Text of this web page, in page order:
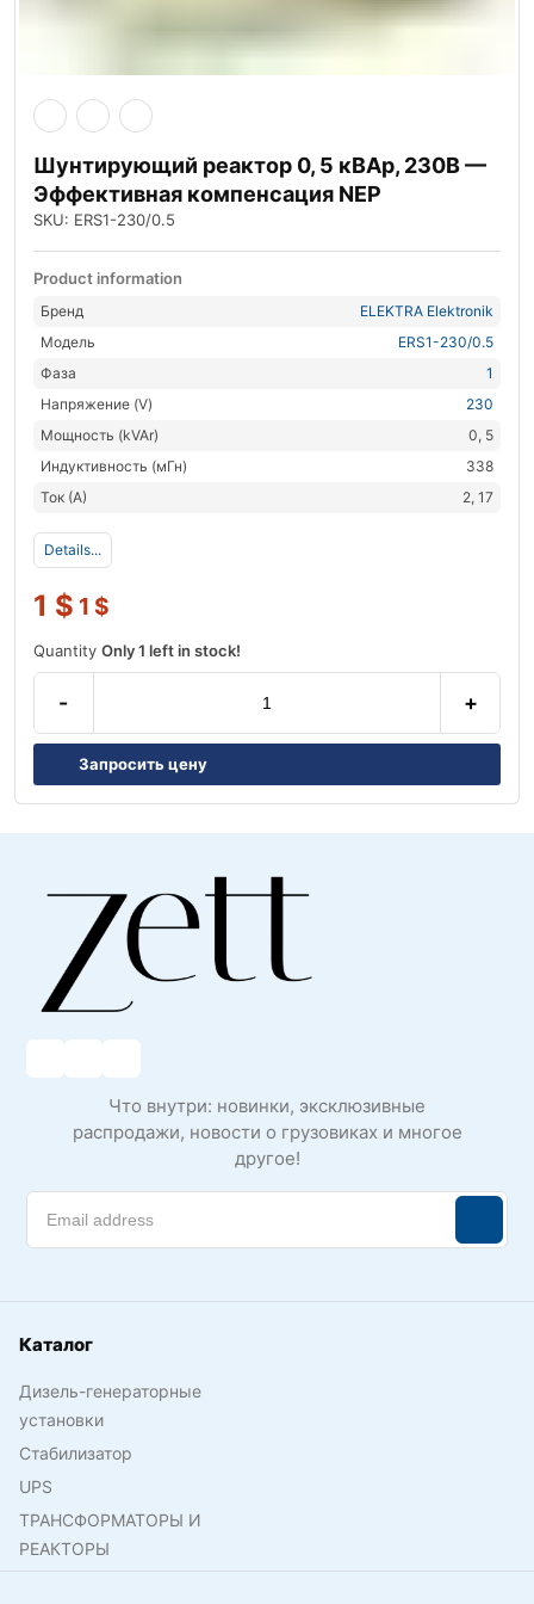
Шунтирующий реактор 0, 5 кВАр, 230В —
Эффективная компенсация NEP
SKU: ERS1-230/0.5
Product information
Бренд
ELEKTRA Elektronik
Модель
ERS1-230/0.5
Фаза
1
Напряжение (V)
230
Мощность (kVAr)
0, 5
Индуктивность (мГн)
338
Ток (А)
2, 17
Details...
1 $ 1 $
Quantity Only 1 left in stock!
- +
Запросить цену
Что внутри: новинки, эксклюзивные
распродажи, новости о грузовиках и многое
другое!
Каталог
Дизель-генераторные
установки
Стабилизатор
UPS
ТРАНСФОРМАТОРЫ И
РЕАКТОРЫ